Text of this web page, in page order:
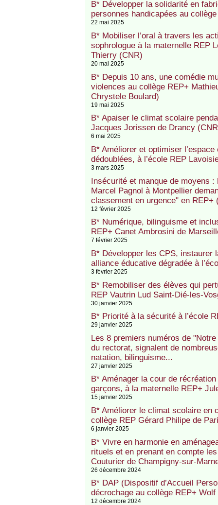
B* Développer la solidarité en
personnes handicapées au
22 mai 2025
B* Mobiliser l’oral à travers les
sophrologue à la maternelle REP
Thierry (CNR)
20 mai 2025
B* Depuis 10 ans, une comédie
violences au collège REP+
Chrystele Boulard)
19 mai 2025
B* Apaiser le climat scolaire
Jacques Jorissen de Drancy
6 mai 2025
B* Améliorer et optimiser
dédoublées, à l’école REP
3 mars 2025
Insécurité et manque de moyens
Marcel Pagnol à Montpellier
classement en urgence" en REP+
12 février 2025
B* Numérique, bilinguisme et
REP+ Canet Ambrosini de
7 février 2025
B* Développer les CPS, instaurer
alliance éducative dégradée à
3 février 2025
B* Remobiliser des élèves qui
REP Vautrin Lud Saint-Dié-les-
30 janvier 2025
B* Priorité à la sécurité à l’école
29 janvier 2025
Les 8 premiers numéros de
du rectorat, signalent de
natation, bilinguisme...
27 janvier 2025
B* Aménager la cour de
garçons, à la maternelle REP+
15 janvier 2025
B* Améliorer le climat scolaire en
collège REP Gérard Philipe de
6 janvier 2025
B* Vivre en harmonie en
rituels et en prenant en compte
Couturier de Champigny-sur-
26 décembre 2024
B* DAP (Dispositif d’Accueil
décrochage au collège REP+
12 décembre 2024